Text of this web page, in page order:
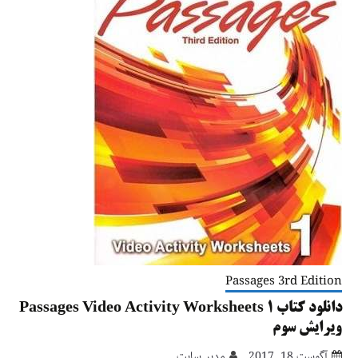
Passages 3rd Edition
دانلود کتاب Passages Video Activity Worksheets 1
ویرایش سوم